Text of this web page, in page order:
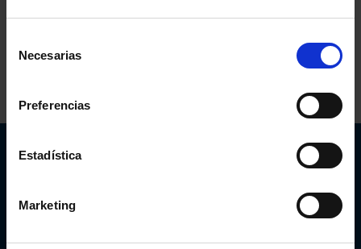
Necesarias
Preferencias
Estadística
Marketing